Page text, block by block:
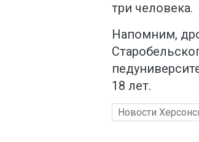
три человека.
Напомним,
18 лет.
Новости